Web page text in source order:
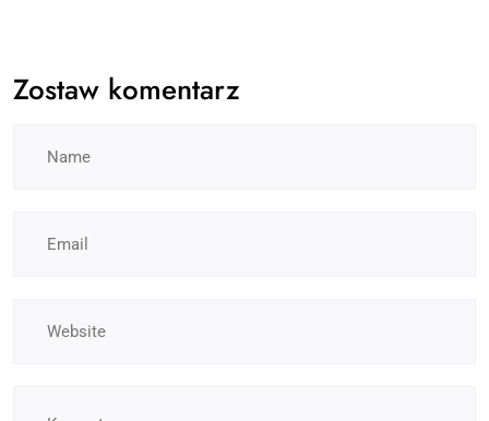
Zostaw komentarz